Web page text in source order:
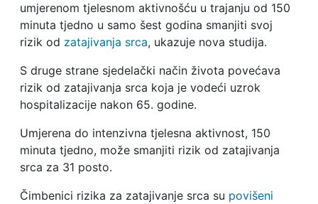
umjerenom tjelesnom aktivnošću u trajanju od 150
minuta tjedno u samo šest godina smanjiti svoj
rizik od zatajivanja srca, ukazuje nova studija.
S druge strane sjedelački način života povećava
rizik od zatajivanja srca koja je vodeći uzrok
hospitalizacije nakon 65. godine.
Umjerena do intenzivna tjelesna aktivnost, 150
minuta tjedno, može smanjiti rizik od zatajivanja
srca za 31 posto.
Čimbenici rizika za zatajivanje srca su povišeni